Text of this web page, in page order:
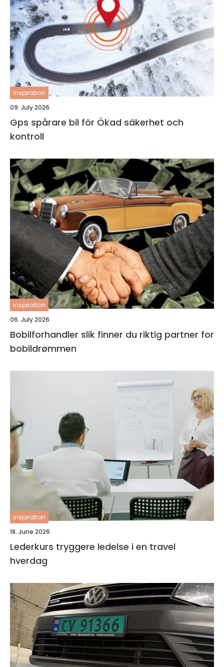
inspiration
09. July 2026
Gps spårare bil för Ökad säkerhet och
kontroll
inspiration
06. July 2026
Bobilforhandler slik finner du riktig partner for
bobildrømmen
inspiration
18. June 2026
Lederkurs tryggere ledelse i en travel
hverdag